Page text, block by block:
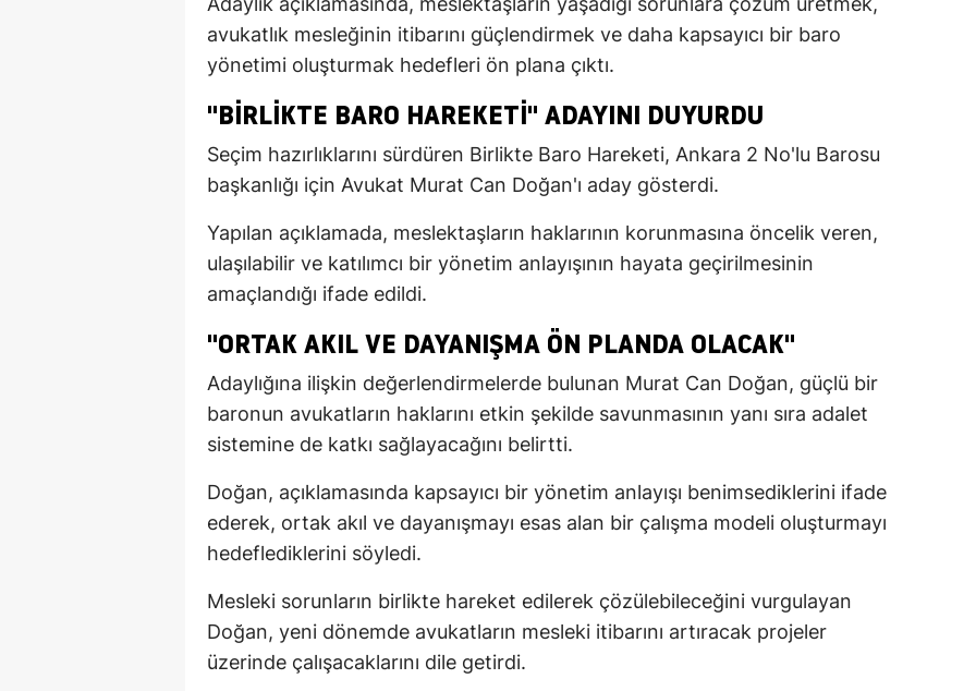
avukatlık mesleğinin itibarını güçlendirmek ve daha kapsayıcı bir baro
yönetimi oluşturmak hedefleri ön plana çıktı.
"BIRLIKTE BARO HAREKETI" ADAYINI DUYURDU
Seçim hazırlıklarını sürdüren Birlikte Baro Hareketi, Ankara 2 No'lu Barosu
başkanlığı için Avukat Murat Can Doğan'ı aday gösterdi.
Yapılan açıklamada, meslektaşların haklarının korunmasına öncelik veren,
ulaşılabilir ve katılımcı bir yönetim anlayışının hayata geçirilmesinin
amaçlandığı ifade edildi.
"ORTAK AKIL VE DAYANIŞMA ÖN PLANDA OLACAK"
Adaylığına ilişkin değerlendirmelerde bulunan Murat Can Doğan, güçlü bir
baronun avukatların haklarını etkin şekilde savunmasının yanı sıra adalet
sistemine de katkı sağlayacağını belirtti.
Doğan, açıklamasında kapsayıcı bir yönetim anlayışı benimsediklerini ifade
ederek, ortak akıl ve dayanışmayı esas alan bir çalışma modeli oluşturmayı
hedeflediklerini söyledi.
Mesleki sorunların birlikte hareket edilerek çözülebileceğini vurgulayan
Doğan, yeni dönemde avukatların mesleki itibarını artıracak projeler
üzerinde çalışacaklarını dile getirdi.